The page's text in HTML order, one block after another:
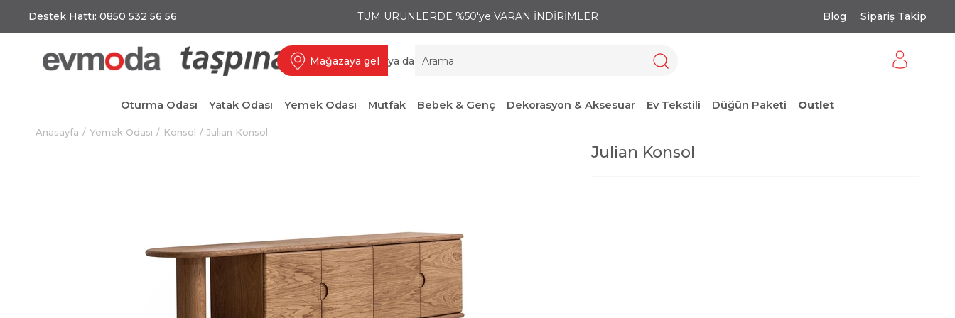
Destek Hattı: 0850 532 56 56 TÜM ÜRÜNLERDE %50'ye VARAN İNDİRİMLER Blog Sipariş Takip
Mağazaya gel ya da
Oturma Odası Yatak Odası Yemek Odası Mutfak Bebek & Genç Dekorasyon & Aksesuar Ev Tekstili Düğün Paketi Outlet
Anasayfa Yemek Odası Konsol Julian Konsol
Julian Konsol